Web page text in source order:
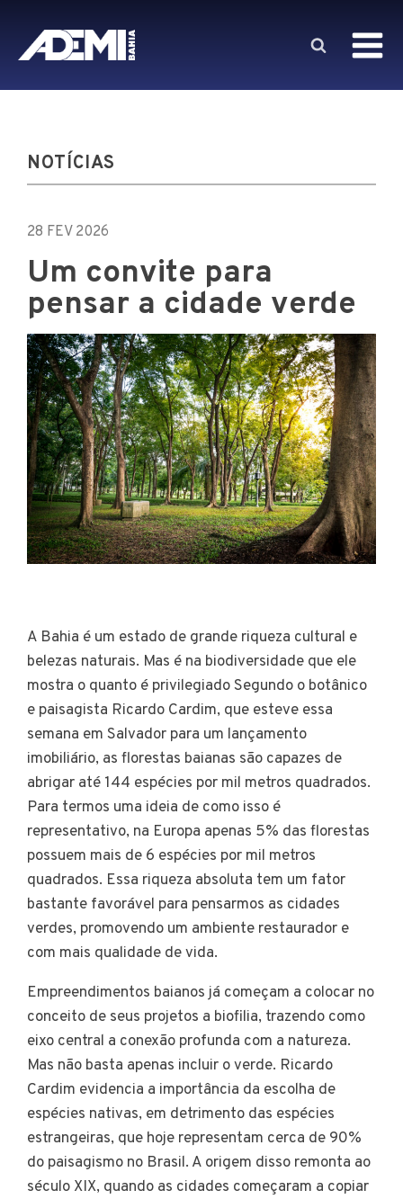
NOTÍCIAS
28 FEV 2026
Um convite para
pensar a cidade verde
A Bahia é um estado de grande riqueza cultural e
belezas naturais. Mas é na biodiversidade que ele
mostra o quanto é privilegiado Segundo o botânico
e paisagista Ricardo Cardim, que esteve essa
semana em Salvador para um lançamento
imobiliário, as florestas baianas são capazes de
abrigar até 144 espécies por mil metros quadrados.
Para termos uma ideia de como isso é
representativo, na Europa apenas 5% das florestas
possuem mais de 6 espécies por mil metros
quadrados. Essa riqueza absoluta tem um fator
bastante favorável para pensarmos as cidades
verdes, promovendo um ambiente restaurador e
com mais qualidade de vida.
Empreendimentos baianos já começam a colocar no
conceito de seus projetos a biofilia, trazendo como
eixo central a conexão profunda com a natureza.
Mas não basta apenas incluir o verde. Ricardo
Cardim evidencia a importância da escolha de
espécies nativas, em detrimento das espécies
estrangeiras, que hoje representam cerca de 90%
do paisagismo no Brasil. A origem disso remonta ao
século XIX, quando as cidades começaram a copiar